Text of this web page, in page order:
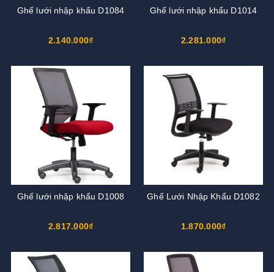
Ghế lưới nhập khẩu D1084
2.140.000₫
Ghế lưới nhập khẩu D1014
2.281.000₫
Ghế lưới nhập khẩu D1008
2.817.000₫
Ghế Lưới Nhập Khẩu D1082
1.870.000₫